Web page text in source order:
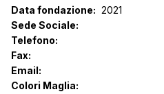
Data fondazione: 2021
Sede Sociale:
Telefono:
Fax:
Email:
Colori Maglia: